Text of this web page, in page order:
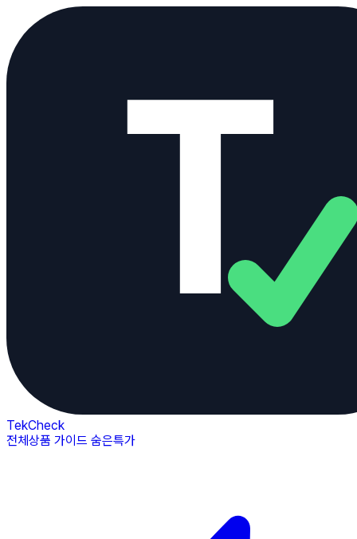
TekCheck
전체상품 가이드 숨은특가